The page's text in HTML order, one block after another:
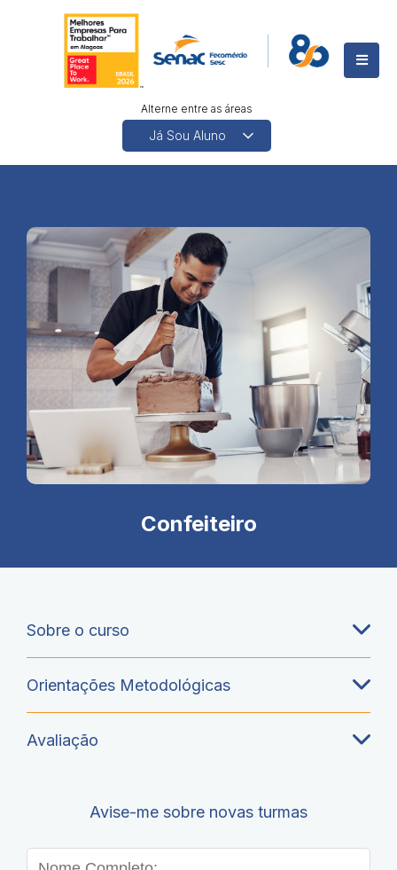
Alterne entre as áreas
Confeiteiro
Sobre o curso
Orientações Metodológicas
Avaliação
Avise-me sobre novas turmas